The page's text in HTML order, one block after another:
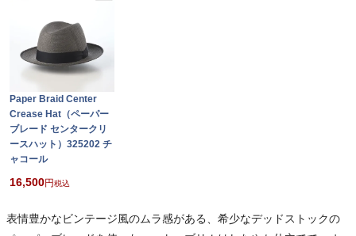
Paper Braid Center
Crease Hat（ペーパー
ブレード センタークリ
ースハット）325202 チ
ャコール
16,500 税込
表情豊かなビンテージ風のムラ感がある、希少なデッドストックの